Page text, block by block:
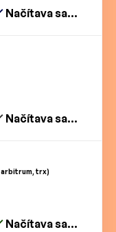
Načítava sa...
Načítava sa...
arbitrum, trx)
Načítava sa...